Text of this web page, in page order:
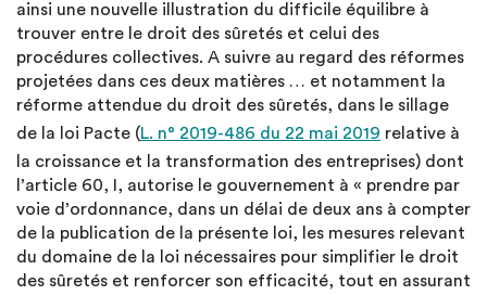
ainsi une nouvelle illustration du difficile équilibre à
trouver entre le droit des sûretés et celui des
procédures collectives. A suivre au regard des réformes
projetées dans ces deux matières … et notamment la
réforme attendue du droit des sûretés, dans le sillage
de la loi Pacte (L. n° 2019-486 du 22 mai 2019 relative à
la croissance et la transformation des entreprises) dont
l’article 60, I, autorise le gouvernement à « prendre par
voie d’ordonnance, dans un délai de deux ans à compter
de la publication de la présente loi, les mesures relevant
du domaine de la loi nécessaires pour simplifier le droit
des sûretés et renforcer son efficacité, tout en assurant